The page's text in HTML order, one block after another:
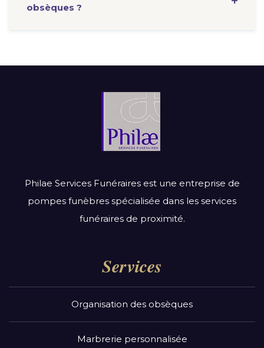
obsèques ?
Philae Services Funéraires est une entreprise de
pompes funèbres spécialisée dans les services
funéraires de proximité.
Services
Organisation des obsèques
Marbrerie personnalisée